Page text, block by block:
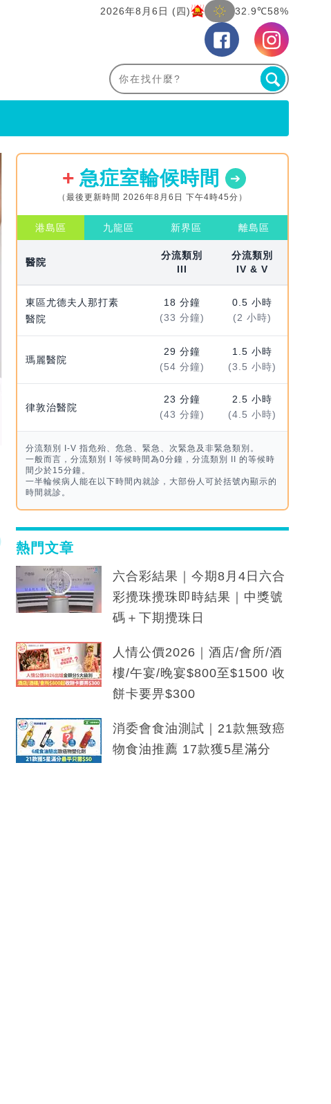
2026年8月6日 (四) 32.9℃58%
急症室輪候時間
（最後更新時間 2026年8月6日 下午4時45分）
港島區 九龍區 新界區 離島區
醫院
分流類別
III
分流類別
IV & V
東區尤德夫人那打素
醫院
18 分鐘
(33 分鐘)
0.5 小時
(2 小時)
瑪麗醫院
29 分鐘
(54 分鐘)
1.5 小時
(3.5 小時)
律敦治醫院
23 分鐘
(43 分鐘)
2.5 小時
(4.5 小時)
分流類別 I-V 指危殆、危急、緊急、次緊急及非緊急類別。
一般而言，分流類別 I 等候時間為0分鐘，分流類別 II 的等候時
間少於15分鐘。
一半輪候病人能在以下時間內就診，大部份人可於括號內顯示的
時間就診。
熱門文章
六合彩結果｜今期8月4日六合
彩攪珠攪珠即時結果｜中獎號
碼＋下期攪珠日
人情公價2026｜酒店/會所/酒
樓/午宴/晚宴$800至$1500 收
餅卡要畀$300
消委會食油測試｜21款無致癌
物食油推薦 17款獲5星滿分